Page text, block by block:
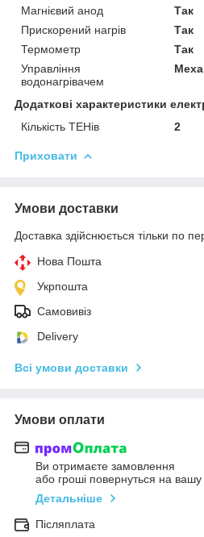
Магнієвий анод
Так
Прискорений нагрів
Так
Термометр
Так
Управління
водонагрівачем
Додаткові характеристики
Кількість ТЕНів
2
Приховати
Умови доставки
Доставка здійснюється тільки по
Нова Пошта
Укрпошта
Самовивіз
Delivery
Всі умови доставки
Умови оплати
Ви отримаєте замовлення
або гроші повернуться на вашу
Детальніше
Післяплата